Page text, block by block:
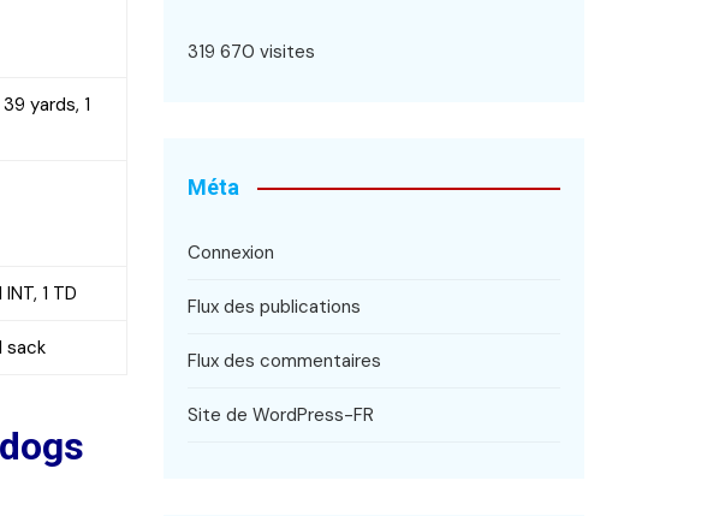
yards, 1
1 TD
sack
319 670 visites
Méta
Connexion
Flux des publications
Flux des commentaires
Site de WordPress-FR